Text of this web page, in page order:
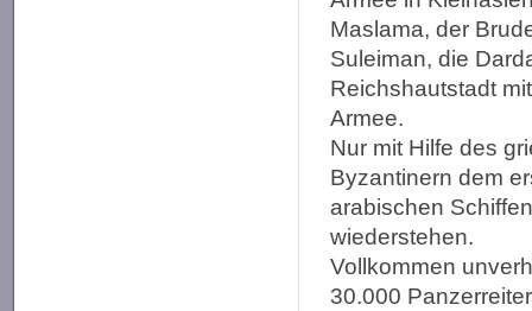
Maslama, der
Suleiman, die
Reichshautstadt
Armee.
Nur mit Hilfe des
Byzantinern dem
arabischen
wiederstehen.
Vollkommen
30.000